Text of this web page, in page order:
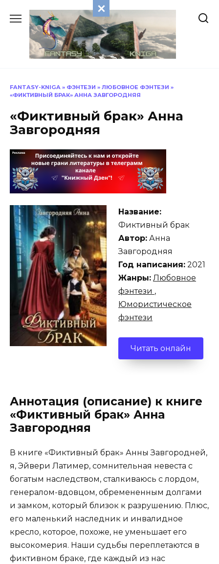
содержанию
FANTASY-KNIGA » ФЭНТЕЗИ » ЛЮБОВНОЕ ФЭНТЕЗИ »
«ФИКТИВНЫЙ БРАК» АННА ЗАВГОРОДНЯЯ
«Фиктивный брак» Анна
Завгородняя
Название:
Фиктивный брак
Автор: Анна
Завгородняя
Год написания: 2021
Жанры: Любовное
фэнтези ,
Юмористическое
фэнтези
Читать онлайн
Аннотация (описание) к книге
«Фиктивный брак» Анна
Завгородняя
В книге «Фиктивный брак» Анны Завгородней,
я, Эйвери Латимер, сомнительная невеста с
богатым наследством, сталкиваюсь с лордом,
генералом-вдовцом, обремененным долгами
и замком, который близок к разрушению. Плюс,
его маленький наследник и инвалидное
кресло, которое, похоже, не уменьшает его
высокомерия. Наши судьбы переплетаются в
фиктивном браке, где каждый из нас